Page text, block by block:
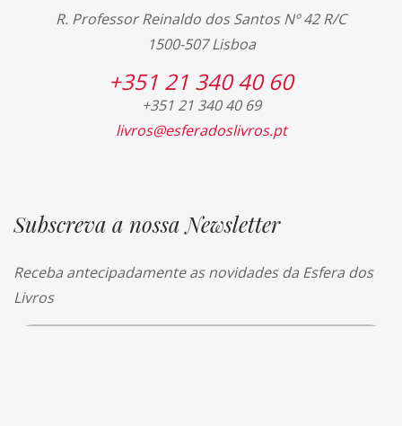
R. Professor Reinaldo dos Santos Nº 42 R/C
1500-507 Lisboa
+351 21 340 40 60
+351 21 340 40 69
livros@esferadoslivros.pt
Subscreva a nossa Newsletter
Receba antecipadamente as novidades da Esfera dos
Livros